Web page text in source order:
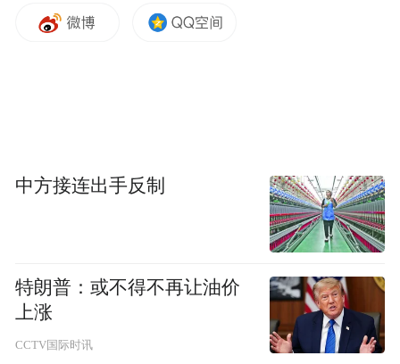
频)为凤凰网旗下自媒体平台“大风号”用户上传并发
布，本平台仅提供信息存储空间服务。
中方接连出手反制
特朗普：或不得不再让油价
上涨
CCTV国际时讯